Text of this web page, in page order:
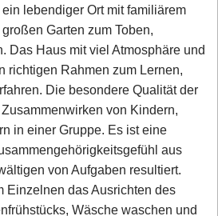
lebendiger Ort mit familiärem
Garten zum Toben,
Das Haus mit viel Atmosphäre und
richtigen Rahmen zum Lernen,
Die besondere Qualität der
von Kindern,
in einer Gruppe. Es ist eine
aus
von Aufgaben resultiert.
Einzelnen das Ausrichten des
Wäsche waschen und